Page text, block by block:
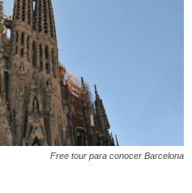
Free tour para conocer Barcelona